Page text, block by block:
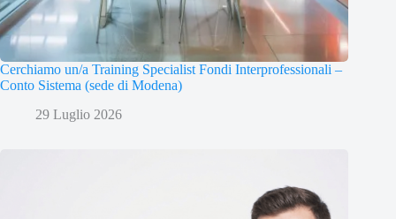
Cerchiamo un/a Training Specialist Fondi Interprofessionali –
Conto Sistema (sede di Modena)
29 Luglio 2026